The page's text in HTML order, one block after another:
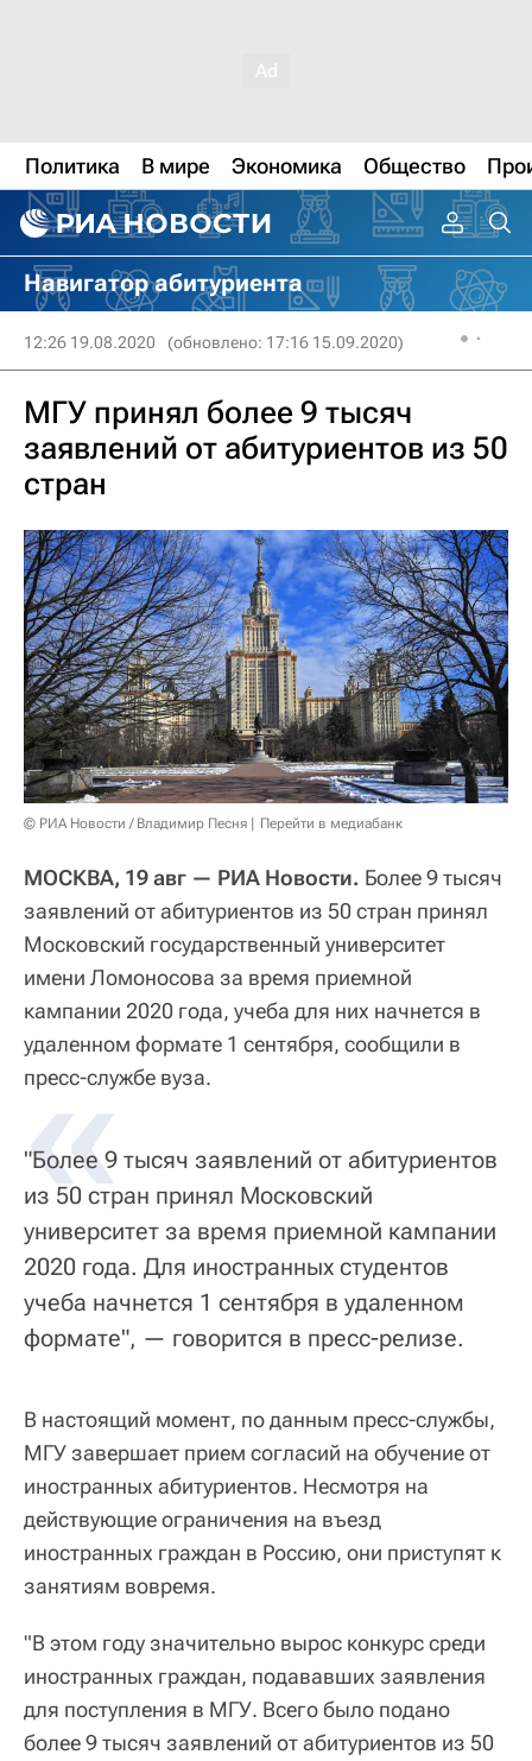
Политика В мире Экономика Общество
Навигатор абитуриента
12:26 19.08.2020 (обновлено: 17:16 15.09.2020)
МГУ принял более 9 тысяч
заявлений от абитуриентов из 50
стран
© РИА Новости / Владимир Песня Перейти в медиабанк
МОСКВА, 19 авг — РИА Новости. Более 9 тысяч
заявлений от абитуриентов из 50 стран принял
Московский государственный университет
имени Ломоносова за время приемной
кампании 2020 года, учеба для них начнется в
удаленном формате 1 сентября, сообщили в
пресс-службе вуза.
«
"Более 9 тысяч заявлений от абитуриентов
из 50 стран принял Московский
университет за время приемной кампании
2020 года. Для иностранных студентов
учеба начнется 1 сентября в удаленном
формате", — говорится в пресс-релизе.
В настоящий момент, по данным пресс-службы,
МГУ завершает прием согласий на обучение от
иностранных абитуриентов. Несмотря на
действующие ограничения на въезд
иностранных граждан в Россию, они приступят к
занятиям вовремя.
"В этом году значительно вырос конкурс среди
иностранных граждан, подававших заявления
для поступления в МГУ. Всего было подано
более 9 тысяч заявлений от абитуриентов из 50